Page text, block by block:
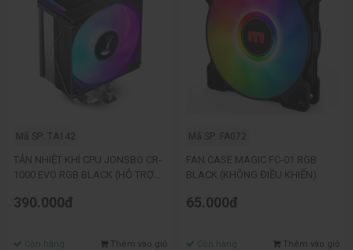
Mã SP: TA142
TẢN NHIỆT KHÍ CPU JONSBO CR-
1000 EVO RGB BLACK (HỖ TRỢ
390.000đ
Còn hàng Thêm vào giỏ
Mã SP: FA072
FAN CASE MAGIC FC-01 RGB
BLACK (KHÔNG ĐIỀU KHIỂN)
65.000đ
Còn hàng Thêm vào giỏ